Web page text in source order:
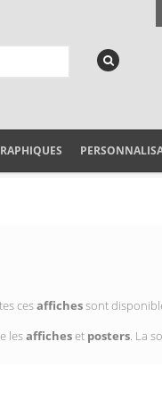
cesaffichessont
lesafficheset posters. La